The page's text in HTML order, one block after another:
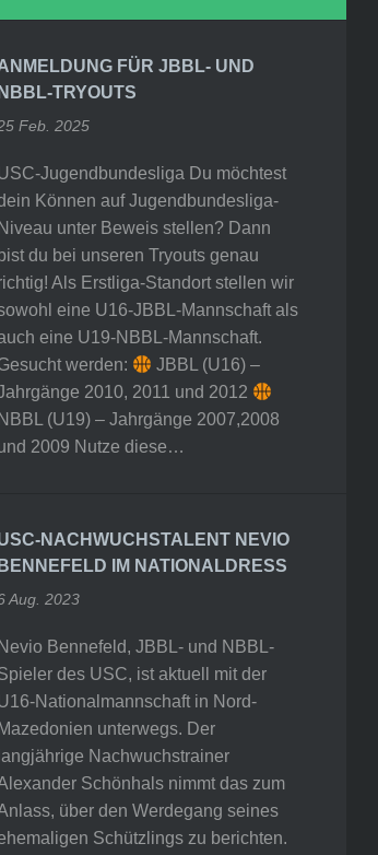
FÜR JBBL- UND
NBBL-TRYOUTS
Feb. 2025
Jugendbundesliga Du möchtest
Können auf Jugendbundesliga-
Niveau unter Beweis stellen? Dann
bist du bei unseren Tryouts genau
Als Erstliga-Standort stellen wir
eine U16-JBBL-Mannschaft als
eine U19-NBBL-Mannschaft.
werden:
JBBL (U16) –
2010, 2011 und 2012
NBBL (U19) – Jahrgänge 2007,2008
2009 Nutze diese…
NACHWUCHSTALENT NEVIO
BENNEFELD IM NATIONALDRESS
Aug. 2023
Nevio Bennefeld, JBBL- und NBBL-
des USC, ist aktuell mit der
Nationalmannschaft in Nord-
Mazedonien unterwegs. Der
langjährige Nachwuchstrainer
Schönhals nimmt das zum
über den Werdegang seines
Schützlings zu berichten.